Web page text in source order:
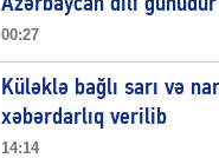
Azərbaycan dili günüdür
00:27
Küləklə bağlı sarı və
xəbərdarlıq verilib
14:14